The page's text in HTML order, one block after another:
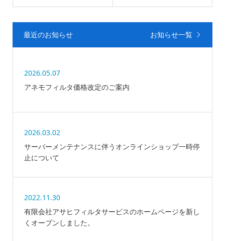
最近のお知らせ お知らせ一覧
2026.05.07
アネモフィルタ価格改定のご案内
2026.03.02
サーバーメンテナンスに伴うオンラインショップ一時停
止について
2022.11.30
有限会社アサヒフィルタサービスのホームページを新し
くオープンしました。